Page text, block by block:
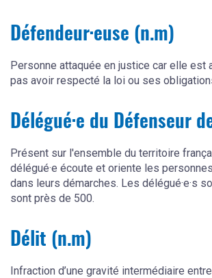
Défendeur·euse (n.m)
Personne attaquée en justice car elle est
pas avoir respecté la loi ou ses
Délégué·e du Défenseur
Présent sur l'ensemble du territoire
délégué·e écoute et oriente les
dans leurs démarches. Les délégué·e·s
sont près de 500.
Délit (n.m)
Infraction d’une gravité intermédiaire